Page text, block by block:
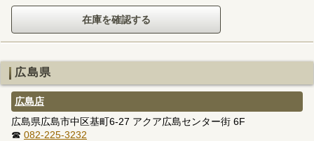
広島県
広島店
広島県広島市中区基町6-27 アクア広島センター街 6F
☎ 082-225-3232